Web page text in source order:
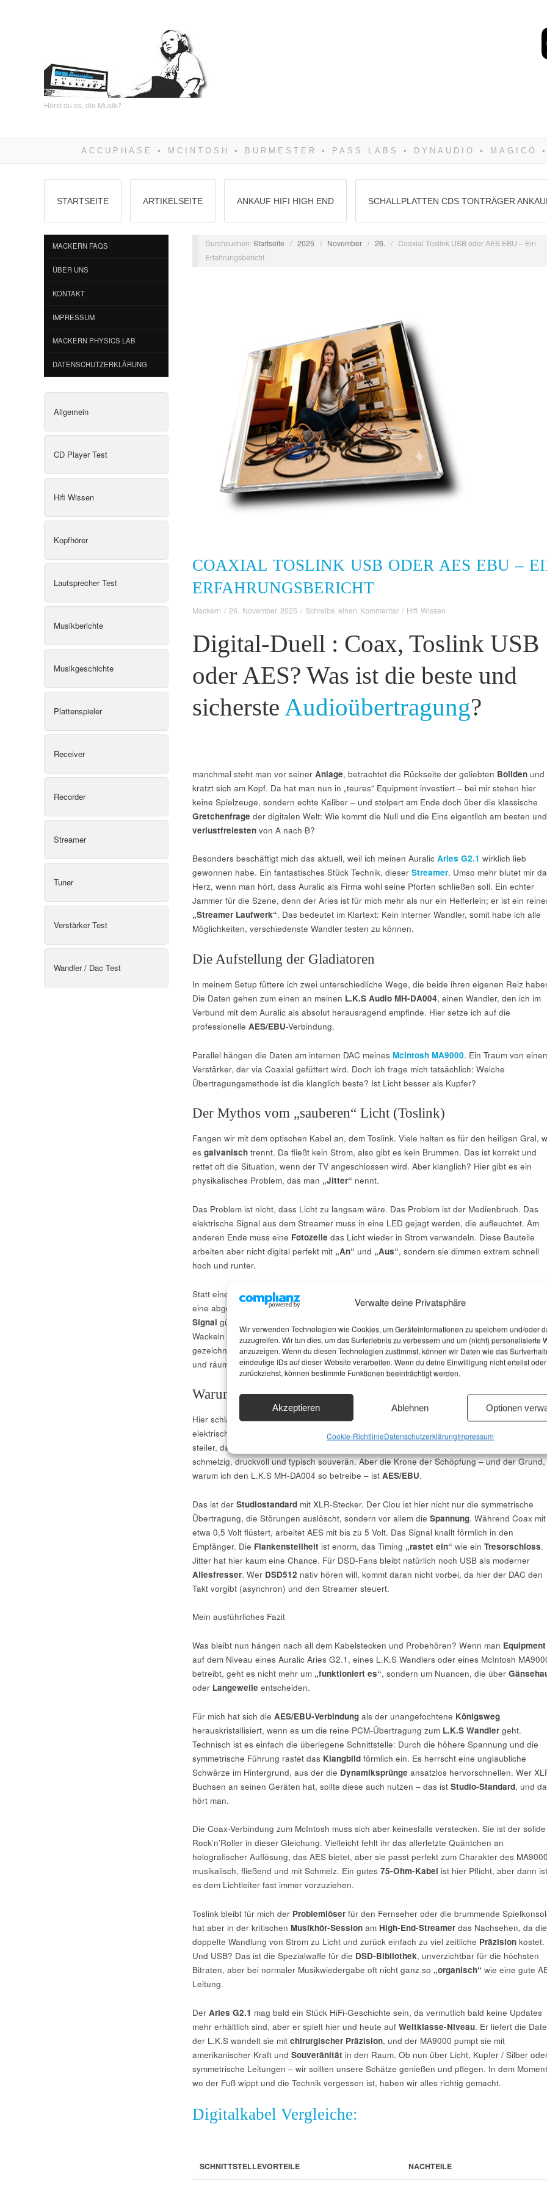
Verwalte deine Privatsphäre
Wir verwenden Technologien wie Cookies, um Geräteinformationen zu speichern und/oder
zuzugreifen. Wir tun dies, um das Surferlebnis zu verbessern und um (nicht) personalisierte
anzuzeigen. Wenn du diesen Technologien zustimmst, können wir Daten wie das
eindeutige IDs auf dieser Website verarbeiten. Wenn du deine Einwilligung nicht erteilst oder
zurückziehst, können bestimmte Funktionen beeinträchtigt werden.
Akzeptieren Ablehnen Optionen
Cookie-RichtlinieDatenschutzerklärungImpressum
Hörst du es, die Musik?
STARTSEITE ARTIKELSEITE ANKAUF HIFI HIGH END SCHALLPLATTEN CDS TONTRÄGER
MACKERN FAQS
ÜBER UNS
KONTAKT
IMPRESSUM
MACKERN PHYSICS LAB
DATENSCHUTZERKLÄRUNG
Allgemein
CD Player Test
Hifi Wissen
Kopfhörer
Lautsprecher Test
Musikberichte
Musikgeschichte
Plattenspieler
Receiver
Recorder
Streamer
Tuner
Verstärker Test
Wandler / Dac Test
Durchsuchen:Startseite / 2025 / November / 26. / Coaxial Toslink USB oder AES EBU – Ein
Erfahrungsbericht
COAXIAL TOSLINK USB ODER AES EBU –
ERFAHRUNGSBERICHT
Mackern / 26. November 2025 / Schreibe einen Kommentar/ Hifi Wissen
Digital-Duell : Coax, Toslink USB
oder AES? Was ist die beste und
sicherste Audioübertragung?
manchmal steht man vor seiner Anlage, betrachtet die Rückseite der geliebten Bolidenund
kratzt sich am Kopf. Da hat man nun in „teures“ Equipment investiert – bei mir stehen hier
keine Spielzeuge, sondern echte Kaliber – und stolpert am Ende doch über die klassische
Gretchenfrage der digitalen Welt: Wie kommt die Null und die Eins eigentlich am besten und
verlustfreiestenvon A nach B?
Besonders beschäftigt mich das aktuell, weil ich meinen Auralic Aries G2.1 wirklich lieb
gewonnen habe. Ein fantastisches Stück Technik, dieser Streamer. Umso mehr blutet mir
Herz, wenn man hört, dass Auralic als Firma wohl seine Pforten schließen soll. Ein echter
Jammer für die Szene, denn der Aries ist für mich mehr als nur ein Helferlein; er ist ein
„Streamer Laufwerk“. Das bedeutet im Klartext: Kein interner Wandler, somit habe ich alle
Möglichkeiten, verschiedenste Wandler testen zu können.
Die Aufstellung der Gladiatoren
In meinem Setup füttere ich zwei unterschiedliche Wege, die beide ihren eigenen Reiz
Die Daten gehen zum einen an meinen L.K.S Audio MH-DA004, einen Wandler, den ich im
Verbund mit dem Auralic als absolut herausragend empfinde. Hier setze ich auf die
professionelle AES/EBU-Verbindung.
Parallel hängen die Daten am internen DAC meines McIntosh MA9000. Ein Traum von
Verstärker, der via Coaxial gefüttert wird. Doch ich frage mich tatsächlich: Welche
Übertragungsmethode ist die klanglich beste? Ist Licht besser als Kupfer?
Der Mythos vom „sauberen“ Licht (Toslink)
Fangen wir mit dem optischen Kabel an, dem Toslink. Viele halten es für den heiligen Gral,
es galvanischtrennt. Da fließt kein Strom, also gibt es kein Brummen. Das ist korrekt und
rettet oft die Situation, wenn der TV angeschlossen wird. Aber klanglich? Hier gibt es ein
physikalisches Problem, das man „Jitter“ nennt.
Das Problem ist nicht, dass Licht zu langsam wäre. Das Problem ist der Medienbruch. Das
elektrische Signal aus dem Streamer muss in eine LED gejagt werden, die aufleuchtet. Am
anderen Ende muss eine Fotozelle das Licht wieder in Strom verwandeln. Diese Bauteile
arbeiten aber nicht digital perfekt mit „An“ und „Aus“, sondern sie dimmen extrem schnell
hoch und runter.
Statt einer perfekten,senkrechten Kante
eine abgerundete Kurve an. Der Wandler muss nun raten, an welchem Punkt dieser Kurve
Signal gültig ist. Mal entscheidet er einen
Wackeln ist der Jitter. Das Signal wirkt technisch gesehen wie mit einem weichen Bleistift
gezeichnet, statt mit einem Laser geschnitten. Deshalb klingtToslinkoft etwas weniger
und räumlich.
Warum Coax und AES/EBU die Nase vorn haben
Hier schlägt die Stunde der elektrischen Verbindungen. Bei
(Cinch) bleibt das
elektrisch. Es gibt keine Umwandlung in ein anderesMedium. DieSignalflanken
steiler, das Timing ist präziser. Mein
schmelzig, druckvoll und typisch souverän. Aber die Krone der Schöpfung – und der Grund,
warum ich den L.K.S MH-DA004 so betreibe – ist AES/EBU.
Das ist der Studiostandardmit XLR-Stecker. Der Clou ist hier nicht nur die symmetrische
Übertragung, die Störungen auslöscht, sondern vor allem die Spannung. Während Coax mit
etwa 0,5 Volt flüstert, arbeitet AES mit bis zu 5 Volt. Das Signal knallt förmlich in den
Empfänger. Die Flankensteilheit ist enorm, das Timing „rastet ein“ wie ein Tresorschloss.
Jitter hat hier kaum eine Chance. Für DSD-Fans bleibt natürlich noch USB als moderner
Allesfresser. Wer DSD512 nativ hören will, kommt daran nicht vorbei, da hier der DAC den
Takt vorgibt (asynchron) und den Streamer steuert.
Mein ausführliches Fazit
Was bleibt nun hängen nach all dem Kabelstecken und Probehören? Wenn man Equipment
auf dem Niveau eines Auralic Aries G2.1, eines L.K.S Wandlers oder eines McIntosh
betreibt, geht es nicht mehr um „funktioniert es“, sondern um Nuancen, die über
oder Langeweile entscheiden.
Für mich hat sich die AES/EBU-Verbindungals der unangefochtene Königsweg
herauskristallisiert, wenn es um die reine PCM-Übertragung zum L.K.S Wandlergeht.
Technisch ist es einfach die überlegene Schnittstelle: Durch die höhere Spannung und die
symmetrische Führung rastet das Klangbildförmlich ein. Es herrscht eine unglaubliche
Schwärze im Hintergrund, aus der die Dynamiksprünge ansatzlos hervorschnellen. Wer
Buchsen an seinen Geräten hat, sollte diese auch nutzen – das ist Studio-Standard, und
hört man.
Die Coax-Verbindung zum McIntosh muss sich aber keinesfalls verstecken. Sie ist der solide
Rock’n’Roller in dieser Gleichung. Vielleicht fehlt ihr das allerletzte Quäntchen an
holografischer Auflösung, das AES bietet, aber sie passt perfekt zum Charakter des
musikalisch, fließend und mit Schmelz. Ein gutes 75-Ohm-Kabel ist hier Pflicht, aber dann ist
es dem Lichtleiter fast immer vorzuziehen.
Toslink bleibt für mich der Problemlöserfür den Fernseher oder die brummende
hat aber in der kritischen Musikhör-Sessionam High-End-Streamerdas Nachsehen, da die
doppelte Wandlung von Strom zu Licht und zurück einfach zu viel zeitliche Präzisionkostet.
Und USB? Das ist die Spezialwaffe für die DSD-Bibliothek, unverzichtbar für die höchsten
Bitraten, aber bei normaler Musikwiedergabe oft nicht ganz so „organisch“ wie eine gute
Leitung.
Der Aries G2.1 mag bald ein Stück HiFi-Geschichte sein, da vermutlich bald keine Updates
mehr erhältlich sind, aber er spielt hier und heute auf Weltklasse-Niveau. Er liefert die
der L.K.S wandelt sie mit chirurgischer Präzision, und der MA9000 pumpt sie mit
amerikanischer Kraft und Souveränität in den Raum. Ob nun über Licht, Kupfer / Silber
symmetrische Leitungen – wir sollten unsere Schätze genießen und pflegen. In dem
wo der Fuß wippt und die Technik vergessen ist, haben wir alles richtig gemacht.
Digitalkabel Vergleiche:
SCHNITTSTELLEVORTEILE NACHTEILE